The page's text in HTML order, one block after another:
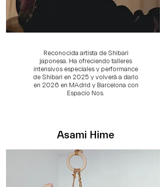
Reconocida artista de Shibari
japonesa. Ha ofreciendo talleres
intensivos especiales y performance
de Shibari en 2025 y volverá a darlo
en 2026 en MAdrid y Barcelona con
Espacio Nos.
Asami Hime